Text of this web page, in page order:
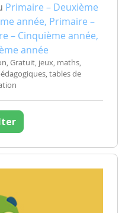
Primaire – Deuxième
année, Primaire –
– Cinquième année,
année
Gratuit, jeux, maths,
tables de